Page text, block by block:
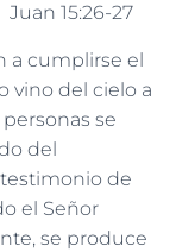
15:26-27
a cumplirse el
vino del cielo a
se
del
de
el Señor
se produce